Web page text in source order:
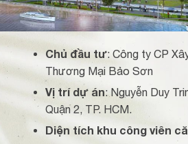
Chủ đầu tư: Công ty CP
Thương Mại Bảo Sơn
Vị trí dự án: Nguyễn Duy
Quận 2, TP. HCM.
Diện tích khu công viên